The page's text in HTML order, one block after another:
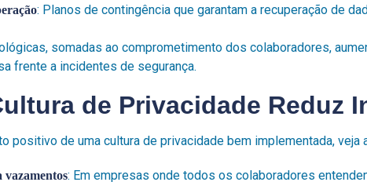
: Planos de contingência que garantam a recuperação de
somadas ao comprometimento dos colaboradores,
frente a incidentes de segurança.
de Privacidade Reduz
positivo de uma cultura de privacidade bem implementada, veja
vazamentos: Em empresas onde todos os colaboradores